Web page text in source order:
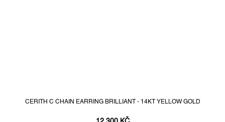
CERITH C CHAIN EARRING BRILLIANT - 14KT YELLOW GOLD